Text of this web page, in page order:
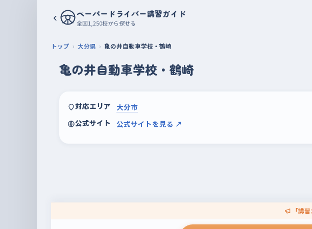
‹ ペーパードライバー講習ガイド
全国1,250校から探せる
トップ 大分県 亀の井自動車学校・鶴崎
亀の井自動車学校・鶴崎
対応エリア
大分市
公式サイト
公式サイトを見る ↗
「講